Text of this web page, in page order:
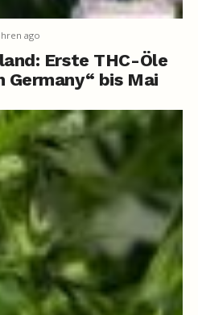
ago
Erste THC-Öle
Germany“ bis Mai